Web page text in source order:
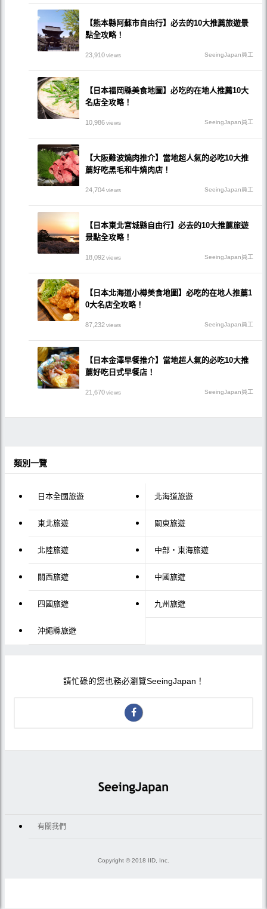
【熊本縣阿蘇市自由行】必去的10大推薦旅遊景
點全攻略！
23,910views SeeingJapan員工
【日本福岡縣美食地圖】必吃的在地人推薦10大
名店全攻略！
10,986views SeeingJapan員工
【大阪難波燒肉推介】當地超人氣的必吃10大推
薦好吃黑毛和牛燒肉店！
24,704views SeeingJapan員工
【日本東北宮城縣自由行】必去的10大推薦旅遊
景點全攻略！
18,092views SeeingJapan員工
【日本北海道小樽美食地圖】必吃的在地人推薦1
0大名店全攻略！
87,232views SeeingJapan員工
【日本金澤早餐推介】當地超人氣的必吃10大推
薦好吃日式早餐店！
21,670views SeeingJapan員工
類別一覽
日本全國旅遊 北海道旅遊
東北旅遊 關東旅遊
北陸旅遊 中部・東海旅遊
關西旅遊 中國旅遊
四國旅遊 九州旅遊
沖繩縣旅遊
請忙碌的您也務必瀏覽SeeingJapan！
有關我們
Copyright © 2018 IID, Inc.